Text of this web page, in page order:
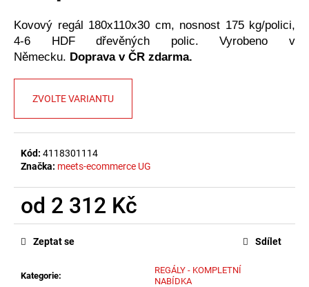
Kovový regál 180x110x30 cm, nosnost 175 kg/polici,
4-6 HDF dřevěných polic. Vyrobeno v
Německu. Doprava v ČR zdarma.
ZVOLTE VARIANTU
Kód: 4118301114
Značka: meets-ecommerce UG
od 2 312 Kč
Měrná
Kategorie:
REGÁLY - KOMPLETNÍ
NABÍDKA
Zeptat se Sdílet
u
j
e
m
e